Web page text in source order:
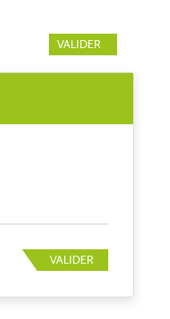
VALIDER